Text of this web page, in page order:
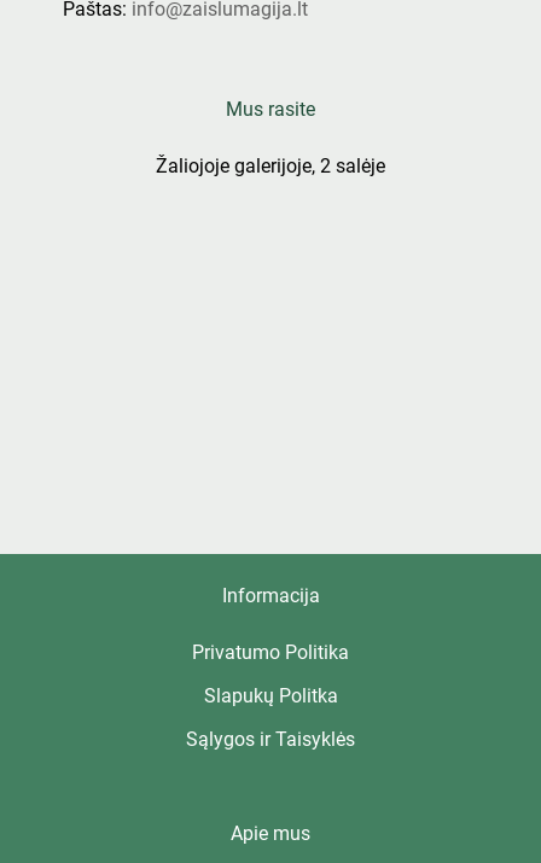
Paštas: info@zaislumagija.lt
Mus rasite
Žaliojoje galerijoje, 2 salėje
Informacija
Privatumo Politika
Slapukų Politka
Sąlygos ir Taisyklės
Apie mus